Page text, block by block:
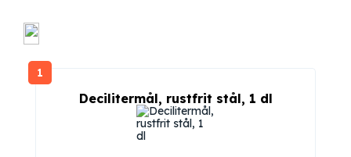
1
Decilitermål, rustfrit stål, 1 dl